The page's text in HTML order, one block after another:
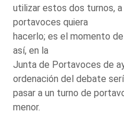
utilizar estos dos turnos,
portavoces quiera
hacerlo; es el momento
así, en la
Junta de Portavoces de
ordenación del debate
pasar a un turno de
menor.